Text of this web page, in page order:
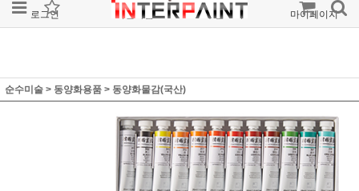
로그인 회원가입 주문조회 마이페이지
순수미술 > 동양화용품 > 동양화물감(국산)